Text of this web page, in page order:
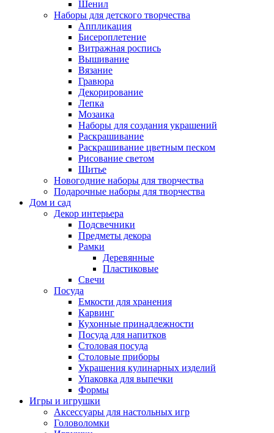
Шенил
Наборы для детского творчества
Аппликация
Бисероплетение
Витражная роспись
Вышивание
Вязание
Гравюра
Декорирование
Лепка
Мозаика
Наборы для создания украшений
Раскрашивание
Раскрашивание цветным песком
Рисование светом
Шитье
Новогодние наборы для творчества
Подарочные наборы для творчества
Дом и сад
Декор интерьера
Подсвечники
Предметы декора
Рамки
Деревянные
Пластиковые
Свечи
Посуда
Емкости для хранения
Карвинг
Кухонные принадлежности
Посуда для напитков
Столовая посуда
Столовые приборы
Украшения кулинарных изделий
Упаковка для выпечки
Формы
Игры и игрушки
Аксессуары для настольных игр
Головоломки